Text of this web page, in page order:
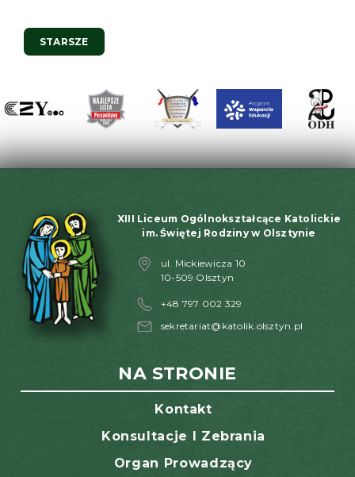
Nawigacja
po
wpisach
STARSZE
XIII Liceum Ogólnokształcące Katolickie
im. Świętej Rodziny w Olsztynie
ul. Mickiewicza 10
10-509 Olsztyn
+48 797 002 329
sekretariat@katolik.olsztyn.pl
NA STRONIE
Kontakt
Konsultacje I Zebrania
Organ Prowadzący